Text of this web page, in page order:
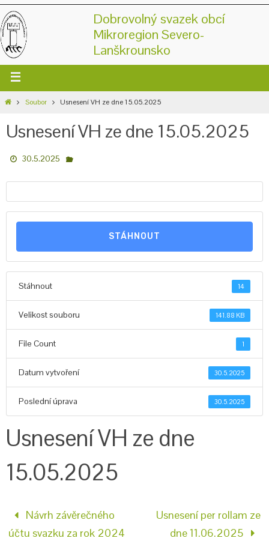
Dobrovolný svazek obcí
Mikroregion Severo-
Lanškrounsko
Soubor Usnesení VH ze dne 15.05.2025
Usnesení VH ze dne 15.05.2025
30.5.2025
STÁHNOUT
Stáhnout 14
Velikost souboru 141.88 KB
File Count 1
Datum vytvoření 30.5.2025
Poslední úprava 30.5.2025
Usnesení VH ze dne
15.05.2025
Návrh závěrečného
účtu svazku za rok 2024
Usnesení per rollam ze
dne 11.06.2025